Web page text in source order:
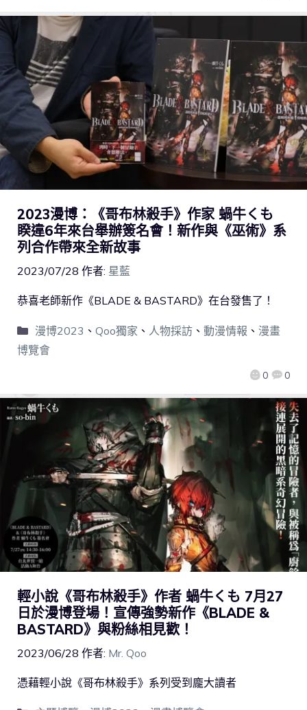
2023漫博：《哥布林殺手》作家 蝸牛くも
睽違6年來台舉辦簽名會！新作與《巫術》系
列合作帶來全新故事
2023/07/28 作者: 星藍
0 0
恭喜老師新作《BLADE & BASTARD》在台發售了！
漫博2023 、 Qoo獨家 、 人物採訪、 動漫情報 、 漫畫
博覽會
輕小說《哥布林殺手》作者 蝸牛くも 7月27
日於漫博登場！宣傳強勢新作《BLADE &
BASTARD》與粉絲相見歡！
2023/06/28 作者: Mr. Qoo
憑藉輕小說《哥布林殺手》系列受到龐大讀者